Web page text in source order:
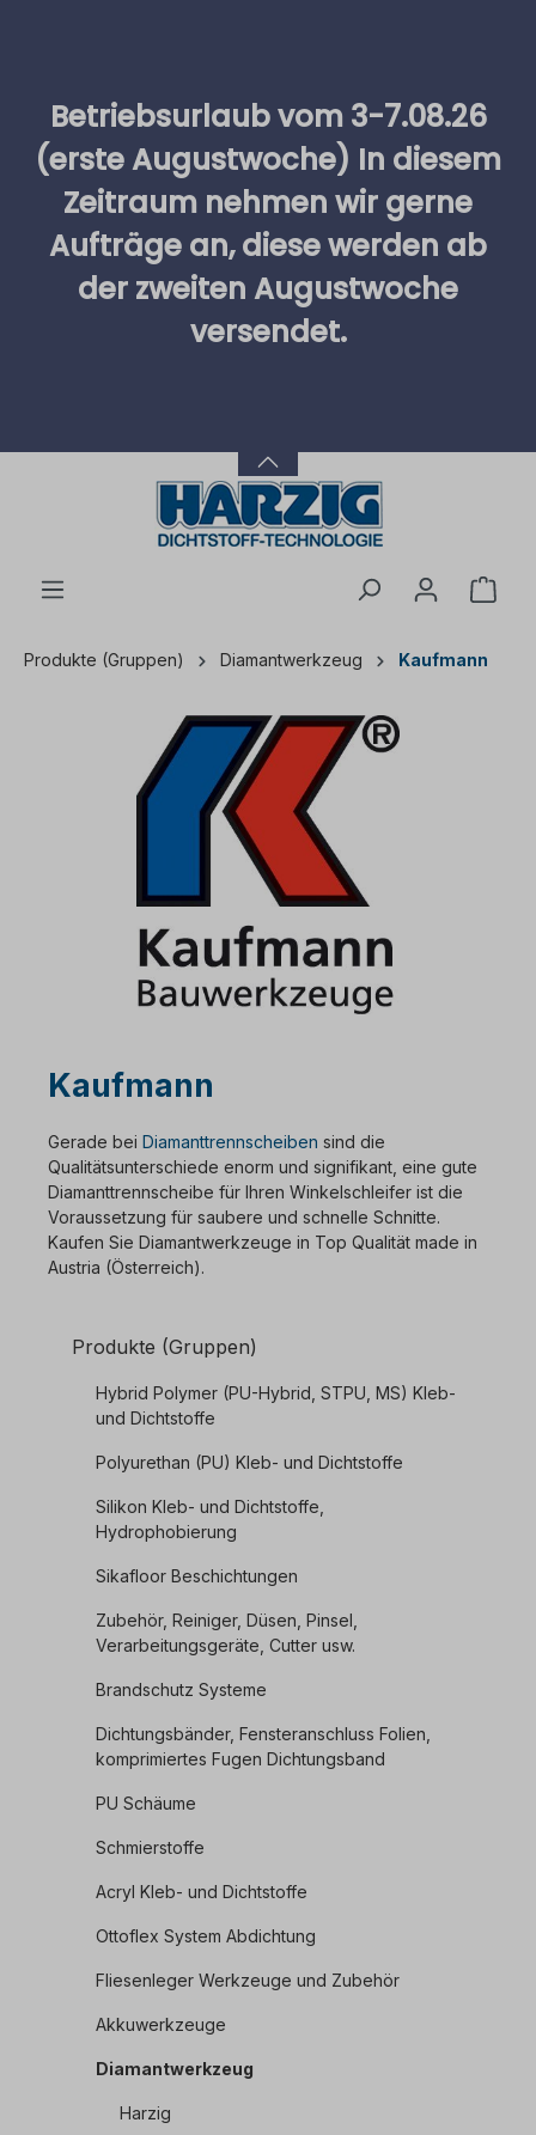
Betriebsurlaub vom 3-7.08.26
(erste Augustwoche) In diesem
Zeitraum nehmen wir gerne
Aufträge an, diese werden ab
der zweiten Augustwoche
versendet.
Produkte (Gruppen) Diamantwerkzeug Kaufmann
Kaufmann
Gerade bei Diamanttrennscheiben sind die
Qualitätsunterschiede enorm und signifikant, eine gute
Diamanttrennscheibe für Ihren Winkelschleifer ist die
Voraussetzung für saubere und schnelle Schnitte.
Kaufen Sie Diamantwerkzeuge in Top Qualität made in
Austria (Österreich).
Produkte (Gruppen)
Hybrid Polymer (PU-Hybrid, STPU, MS) Kleb-
und Dichtstoffe
Polyurethan (PU) Kleb- und Dichtstoffe
Silikon Kleb- und Dichtstoffe,
Hydrophobierung
Sikafloor Beschichtungen
Zubehör, Reiniger, Düsen, Pinsel,
Verarbeitungsgeräte, Cutter usw.
Brandschutz Systeme
Dichtungsbänder, Fensteranschluss Folien,
komprimiertes Fugen Dichtungsband
PU Schäume
Schmierstoffe
Acryl Kleb- und Dichtstoffe
Ottoflex System Abdichtung
Fliesenleger Werkzeuge und Zubehör
Akkuwerkzeuge
Diamantwerkzeug
Harzig